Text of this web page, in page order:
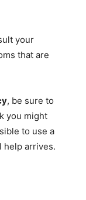
your
that are
, be sure to
you might
to use a
help arrives.